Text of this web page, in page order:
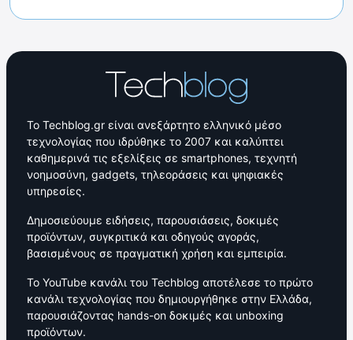
Το Techblog.gr είναι ανεξάρτητο ελληνικό μέσο
τεχνολογίας που ιδρύθηκε το 2007 και καλύπτει
καθημερινά τις εξελίξεις σε smartphones, τεχνητή
νοημοσύνη, gadgets, τηλεοράσεις και ψηφιακές
υπηρεσίες.
Δημοσιεύουμε ειδήσεις, παρουσιάσεις, δοκιμές
προϊόντων, συγκριτικά και οδηγούς αγοράς,
βασισμένους σε πραγματική χρήση και εμπειρία.
Το YouTube κανάλι του Techblog αποτέλεσε το πρώτο
κανάλι τεχνολογίας που δημιουργήθηκε στην Ελλάδα,
παρουσιάζοντας hands-on δοκιμές και unboxing
προϊόντων.